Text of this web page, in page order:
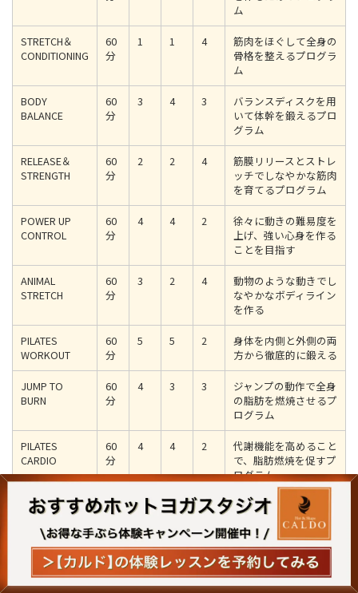
ム
STRETCH＆
CONDITIONING
60
分
1 1 4
筋肉をほぐして全身の
骨格を整えるプログラ
ム
BODY
BALANCE
60
分
3 4 3
バランスディスクを用
いて体幹を鍛えるプロ
グラム
RELEASE＆
STRENGTH
60
分
2 2 4
筋膜リリースとストレ
ッチでしなやかな筋肉
を育てるプログラム
POWER UP
CONTROL
60
分
4 4 2
徐々に動きの難易度を
上げ、強い心身を作る
ことを目指す
ANIMAL
STRETCH
60
分
3 2 4
動物のような動きでし
なやかなボディライン
を作る
PILATES
WORKOUT
60
分
5 5 2
身体を内側と外側の両
方から徹底的に鍛える
JUMP TO
BURN
60
分
4 3 3
ジャンプの動作で全身
の脂肪を燃焼させるプ
ログラム
PILATES
CARDIO
60
分
4 4 2
代謝機能を高めること
で、脂肪燃焼を促すプ
ログラム
上の表からわかる通り、ピラティスKには幅広い種類のプログラ
ムが用意されています。
全体として見ると、ピラティスの性質を生かしてボディメイクを
するプログラムが充実していると言えます。運動量の異なるプ